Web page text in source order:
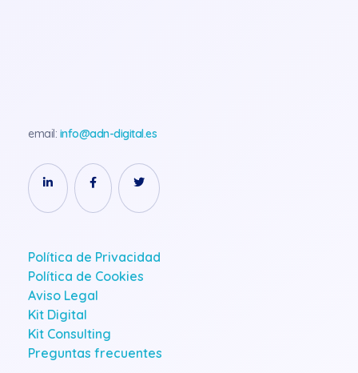
email: info@adn-digital.es
Política de Privacidad
Política de Cookies
Aviso Legal
Kit Digital
Kit Consulting
Preguntas frecuentes